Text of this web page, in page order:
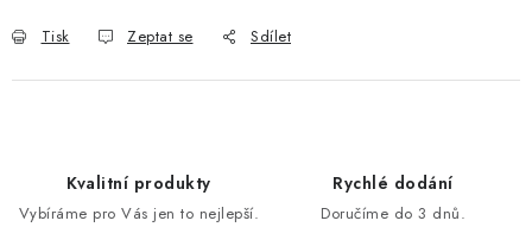
Tisk Zeptat se Sdílet
Kvalitní produkty
Vybíráme pro Vás jen to nejlepší.
Rychlé dodání
Doručíme do 3 dnů.